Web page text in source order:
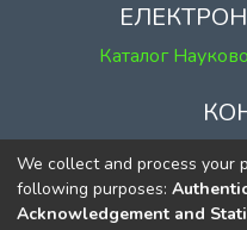
Каталог
м. Київ, вул.
к.
тел.
We collect and process your
following purposes:
Acknowledgement and